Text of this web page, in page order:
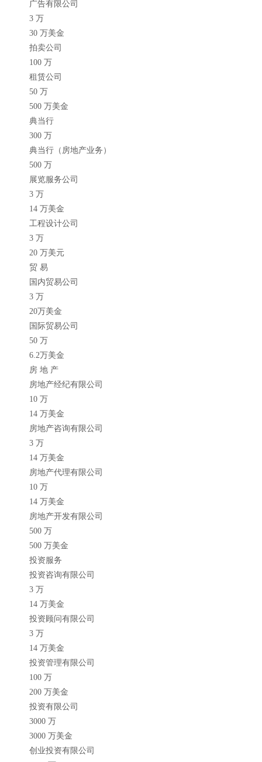
广告有限公司
3 万
30 万美金
拍卖公司
100 万
租赁公司
50 万
500 万美金
典当行
300 万
典当行（房地产业务）
500 万
展览服务公司
3 万
14 万美金
工程设计公司
3 万
20 万美元
贸 易
国内贸易公司
3 万
20万美金
国际贸易公司
50 万
6.2万美金
房 地 产
房地产经纪有限公司
10 万
14 万美金
房地产咨询有限公司
3 万
14 万美金
房地产代理有限公司
10 万
14 万美金
房地产开发有限公司
500 万
500 万美金
投资服务
投资咨询有限公司
3 万
14 万美金
投资顾问有限公司
3 万
14 万美金
投资管理有限公司
100 万
200 万美金
投资有限公司
3000 万
3000 万美金
创业投资有限公司